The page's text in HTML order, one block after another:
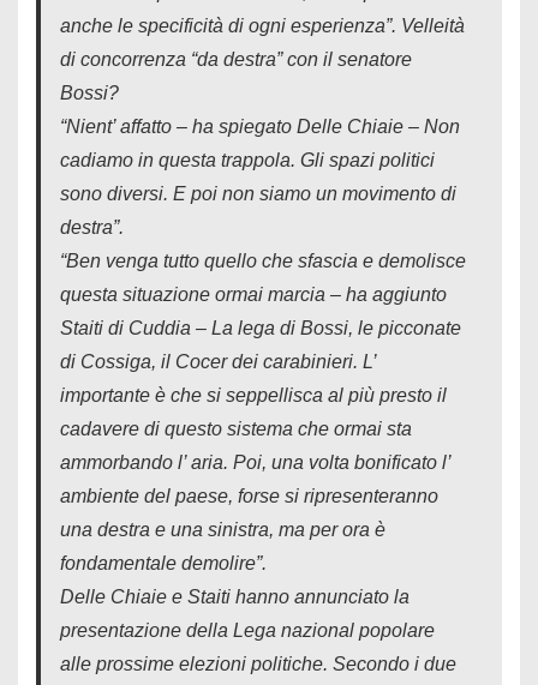
anche le specificità di ogni esperienza”. Velleità
di concorrenza “da destra” con il senatore
Bossi?
“Nient’ affatto – ha spiegato Delle Chiaie – Non
cadiamo in questa trappola. Gli spazi politici
sono diversi. E poi non siamo un movimento di
destra”.
“Ben venga tutto quello che sfascia e demolisce
questa situazione ormai marcia – ha aggiunto
Staiti di Cuddia – La lega di Bossi, le picconate
di Cossiga, il Cocer dei carabinieri. L’
importante è che si seppellisca al più presto il
cadavere di questo sistema che ormai sta
ammorbando l’ aria. Poi, una volta bonificato l’
ambiente del paese, forse si ripresenteranno
una destra e una sinistra, ma per ora è
fondamentale demolire”.
Delle Chiaie e Staiti hanno annunciato la
presentazione della Lega nazional popolare
alle prossime elezioni politiche. Secondo i due